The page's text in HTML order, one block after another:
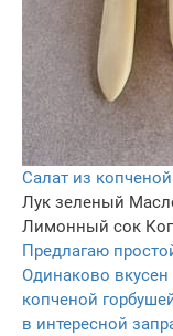
Салат из
Лук зеленый
Лимонный сок
Предлагаю
Одинаково
копченой
в интересной